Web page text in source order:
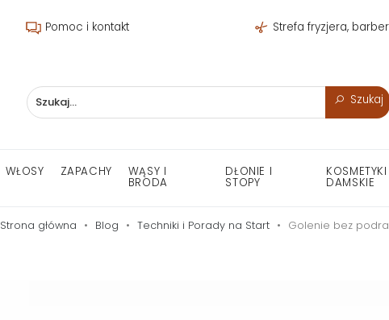
Pomoc i kontakt Strefa fryzjera,
Szukaj
WŁOSY ZAPACHY WĄSY I
BRODA
DŁONIE I
STOPY
KOSMETYKI
DAMSKIE
Strona główna Blog Techniki i Porady na Start Golenie bez